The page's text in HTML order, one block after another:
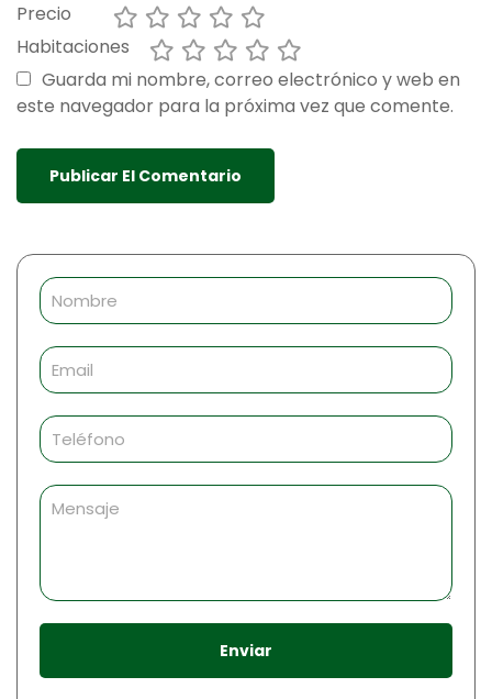
Precio
Habitaciones
Guarda mi nombre, correo electrónico y web en
este navegador para la próxima vez que comente.
Enviar